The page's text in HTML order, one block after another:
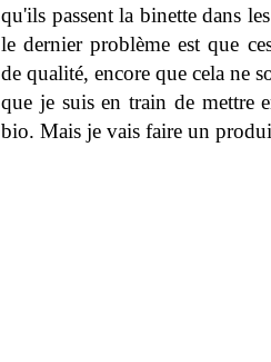
qu'ils passent la binette dans
le dernier problème est que
de qualité, encore que cela ne
que je suis en train de mettre
bio. Mais je vais faire un